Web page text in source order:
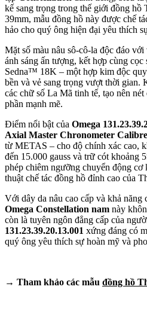
kế sang trọng trong thế giới đồng
39mm, mẫu đồng hồ này được chế
hảo cho quý ông hiện đại yêu thích
Mặt số màu nâu sô-cô-la độc đáo
ánh sáng ấn tượng, kết hợp cùng
Sedna™ 18K – một hợp kim độc
bền và vẻ sang trọng vượt thời gian.
các chữ số La Mã tinh tế, tạo nên
phần mạnh mẽ.
Điểm nổi bật của Omega
Axial Master Chronometer
từ METAS – cho độ chính xác cao,
đến 15.000 gauss và trữ cót khoảng
phép chiêm ngưỡng chuyển động
thuật chế tác đồng hồ đỉnh cao của
Với dây da nâu cao cấp và khả năng
Omega Constellation nam này
còn là tuyên ngôn đẳng cấp của
131.23.39.20.13.001 xứng đáng có
quý ông yêu thích sự hoàn mỹ và
→ Tham khảo các mẫu đồng hồ